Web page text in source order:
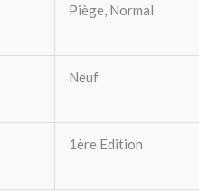
Piège, Normal
Neuf
1ère Edition